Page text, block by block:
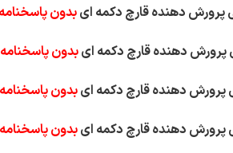
بدون پاسخنامه
بدون پاسخنامه
بدون پاسخنامه
بدون پاسخنامه